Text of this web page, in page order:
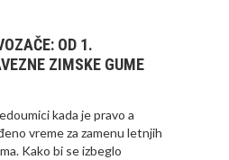
OD 1.
ZIMSKE GUME
kada je pravo a
vreme za zamenu letnjih
Kako bi se izbeglo